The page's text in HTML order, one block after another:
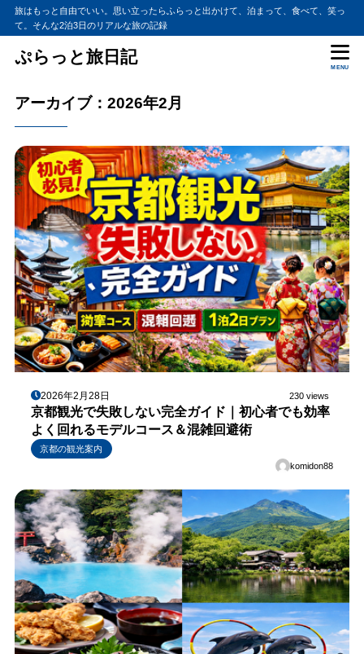
旅はもっと自由でいい。思い立ったらふらっと出かけて、泊まって、食べて、笑っ
て。そんな2泊3日のリアルな旅の記録
ぷらっと旅日記
MENU
アーカイブ：2026年2月
2026年2月28日 230 views
京都観光で失敗しない完全ガイド｜初心者でも効率
よく回れるモデルコース＆混雑回避術
京都の観光案内
komidon88